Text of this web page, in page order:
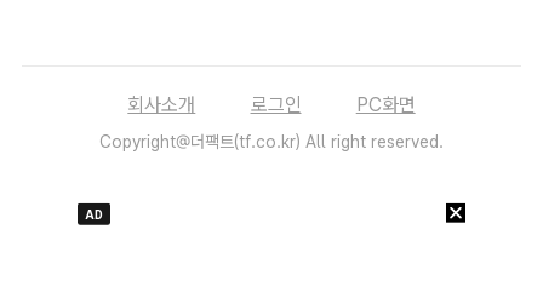
회사소개 로그인 PC화면
Copyright@더팩트(tf.co.kr) All right reserved.
AD